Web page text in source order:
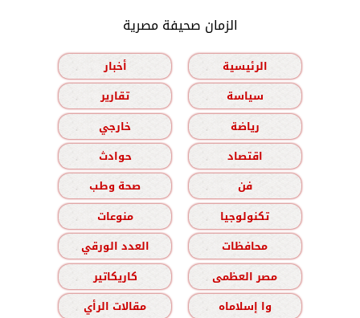
الزمان صحيفة مصرية
الرئيسية
أخبار
سياسة
تقارير
رياضة
خارجي
اقتصاد
حوادث
فن
صحة وطب
تكنولوجيا
منوعات
محافظات
العدد الورقي
مصر العظمى
كاريكاتير
وا إسلاماه
مقالات الرأي